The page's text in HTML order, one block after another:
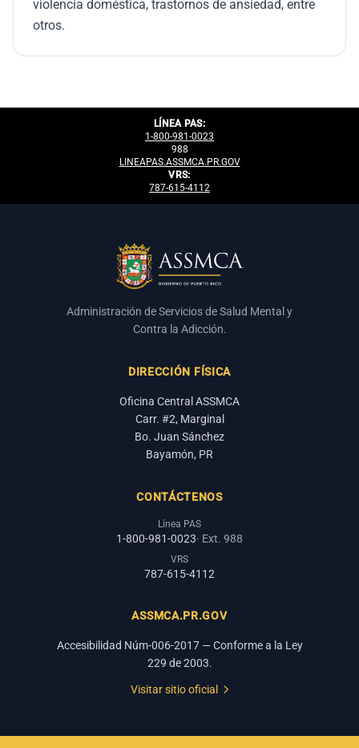
violencia doméstica, trastornos de ansiedad, entre
otros.
LÍNEA PAS:
1-800-981-0023
988
LINEAPAS.ASSMCA.PR.GOV
VRS:
787-615-4112
Administración de Servicios de Salud Mental y
Contra la Adicción.
DIRECCIÓN FÍSICA
Oficina Central ASSMCA
Carr. #2, Marginal
Bo. Juan Sánchez
Bayamón, PR
CONTÁCTENOS
Línea PAS
1-800-981-0023· Ext. 988
VRS
787-615-4112
ASSMCA.PR.GOV
Accesibilidad Núm-006-2017 — Conforme a la Ley
229 de 2003.
Visitar sitio oficial